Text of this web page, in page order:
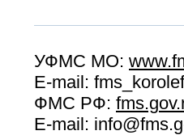
УФМС МО:
E-mail:
ФМС РФ:
E-mail: